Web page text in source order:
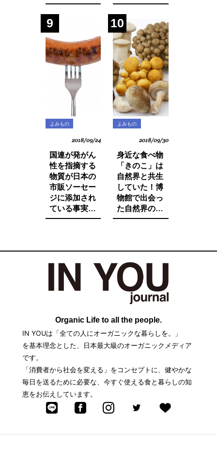
リーの作り方
て取り組む
SDGsへの遅
れ。それは日
本人・日本企
業と政府の意
識の低さにあ
った！
9
よみもの
2018/09/24
国連が発がん
性を指摘する
物質が日本の
市販ソーセー
ジに添加され
ている事実を
ご存知です
子供に食べさ
せたくないそ
の中身とは。
10
よみもの
2018/09/30
身近な食べ物
「きのこ」は
自然界と共生
していた！博
物館で出会っ
た自然界の法
則と栄養価が
Organic Life to all the people.
IN YOUは「全ての人にオーガニックな暮らしを。」
を基本理念とした、日本最大級のオーガニックメディア
です。
「消費者から社会を変える」をコンセプトに、健やかな
毎日を送るために必要な、今すぐ使える食と暮らしの知
恵をお伝えしています。